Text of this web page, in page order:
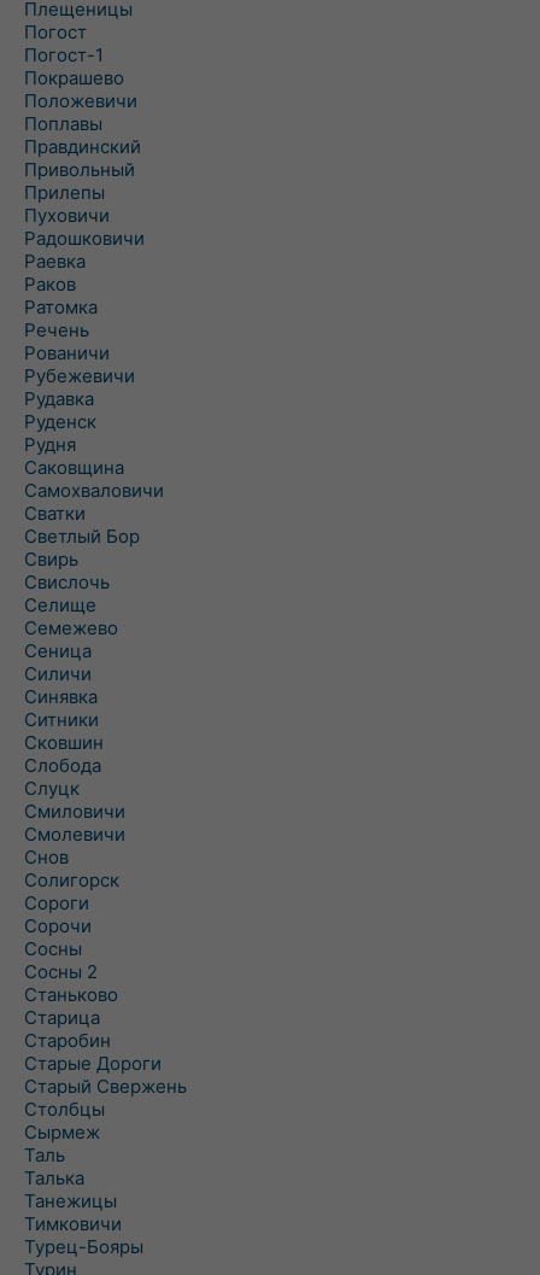
Плещеницы
Погост
Погост-1
Покрашево
Положевичи
Поплавы
Правдинский
Привольный
Прилепы
Пуховичи
Радошковичи
Раевка
Раков
Ратомка
Речень
Рованичи
Рубежевичи
Рудавка
Руденск
Рудня
Саковщина
Самохваловичи
Сватки
Светлый Бор
Свирь
Свислочь
Селище
Семежево
Сеница
Силичи
Синявка
Ситники
Сковшин
Слобода
Слуцк
Смиловичи
Смолевичи
Снов
Солигорск
Сороги
Сорочи
Сосны
Сосны 2
Станьково
Старица
Старобин
Старые Дороги
Старый Свержень
Столбцы
Сырмеж
Таль
Талька
Танежицы
Тимковичи
Турец-Бояры
Турин